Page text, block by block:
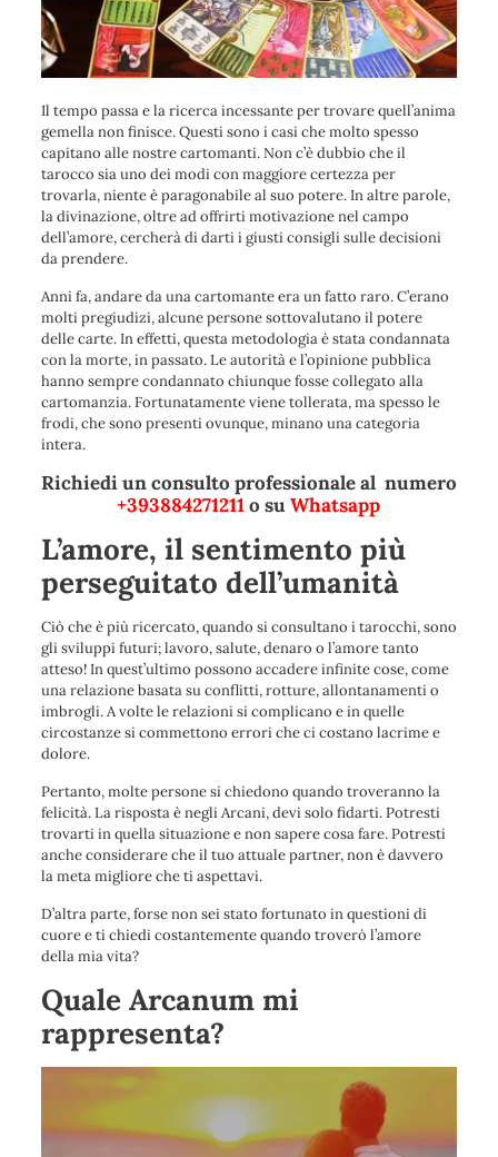
Il tempo passa e la ricerca incessante per trovare quell’anima
gemella non finisce. Questi sono i casi che molto spesso
capitano alle nostre cartomanti. Non c’è dubbio che il
tarocco sia uno dei modi con maggiore certezza per
trovarla, niente è paragonabile al suo potere. In altre parole,
la divinazione, oltre ad offrirti motivazione nel campo
dell’amore, cercherà di darti i giusti consigli sulle decisioni
da prendere.
Anni fa, andare da una cartomante era un fatto raro. C’erano
molti pregiudizi, alcune persone sottovalutano il potere
delle carte. In effetti, questa metodologia è stata condannata
con la morte, in passato. Le autorità e l’opinione pubblica
hanno sempre condannato chiunque fosse collegato alla
cartomanzia. Fortunatamente viene tollerata, ma spesso le
frodi, che sono presenti ovunque, minano una categoria
intera.
Richiedi un consulto professionale al numero
+393884271211 o suWhatsapp
L’amore, il sentimento più
perseguitato dell’umanità
Ciò che è più ricercato, quando si consultano i tarocchi, sono
gli sviluppi futuri; lavoro, salute, denaro o l’amore tanto
atteso! In quest’ultimo possono accadere infinite cose, come
una relazione basata su conflitti, rotture, allontanamenti o
imbrogli. A volte le relazioni si complicano e in quelle
circostanze si commettono errori che ci costano lacrime e
dolore.
Pertanto, molte persone si chiedono quando troveranno la
felicità. La risposta è negli Arcani, devi solo fidarti. Potresti
trovarti in quella situazione e non sapere cosa fare. Potresti
anche considerare che il tuo attuale partner, non è davvero
la meta migliore che ti aspettavi.
D’altra parte, forse non sei stato fortunato in questioni di
cuore e ti chiedi costantemente quando troverò l’amore
della mia vita?
Quale Arcanum mi
rappresenta?